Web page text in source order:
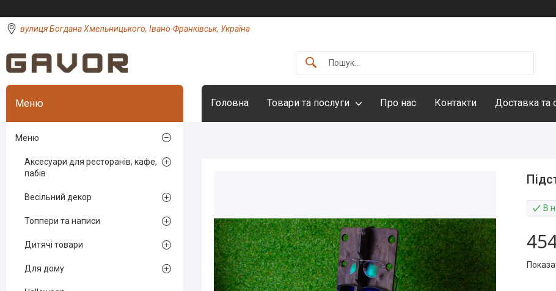
вулиця Богдана Хмельницького, Івано-Франківськ, Україна
Головна Товари та послуги Про нас Контакти Доставка та
В
Меню
Аксесуари для ресторанів, кафе,
пабів
Весільний декор
Топпери та написи
Дитячі товари
Для дому